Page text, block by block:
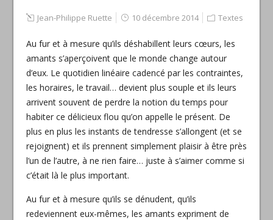
Jean-Philippe Ruette 10 décembre 2014 Textes
Au fur et à mesure qu’ils déshabillent leurs cœurs, les
amants s’aperçoivent que le monde change autour
d’eux. Le quotidien linéaire cadencé par les contraintes,
les horaires, le travail… devient plus souple et ils leurs
arrivent souvent de perdre la notion du temps pour
habiter ce délicieux flou qu’on appelle le présent. De
plus en plus les instants de tendresse s’allongent (et se
rejoignent) et ils prennent simplement plaisir à être près
l’un de l’autre, à ne rien faire… juste à s’aimer comme si
c’était là le plus important.
Au fur et à mesure qu’ils se dénudent, qu’ils
redeviennent eux-mêmes, les amants expriment de